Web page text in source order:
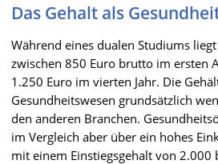
Das Gehalt als
Während eines dualen Studiums
zwischen 850 Euro brutto im ersten
1.250 Euro im vierten Jahr. Die
Gesundheitswesen grundsätzlich
den anderen Branchen.
im Vergleich aber über ein hohes
mit einem Einstiegsgehalt von